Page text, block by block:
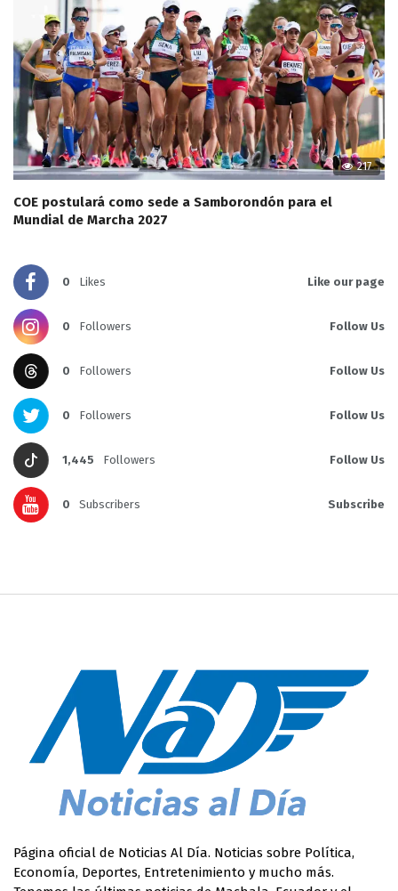
217
COE postulará como sede a Samborondón para el
Mundial de Marcha 2027
0 Likes Like our page
0 Followers Follow Us
0 Followers Follow Us
0 Followers Follow Us
1,445 Followers Follow Us
0 Subscribers Subscribe
Página oficial de Noticias Al Día. Noticias sobre Política,
Economía, Deportes, Entretenimiento y mucho más.